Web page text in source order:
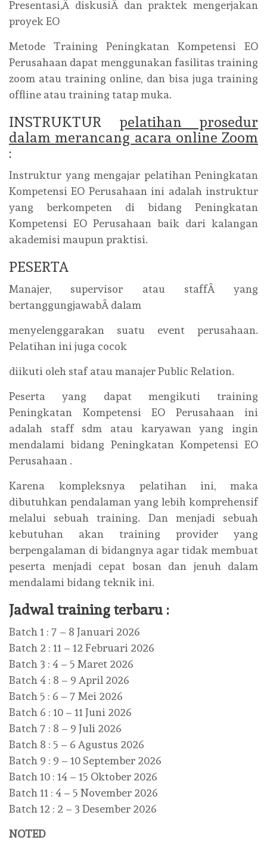
Presentasi,Â diskusiÂ dan praktek mengerjakan
proyek EO
Metode Training Peningkatan Kompetensi EO
Perusahaan dapat menggunakan fasilitas training
zoom atau training online, dan bisa juga training
offline atau training tatap muka.
INSTRUKTUR pelatihan prosedur
dalam merancang acara online Zoom
:
Instruktur yang mengajar pelatihan Peningkatan
Kompetensi EO Perusahaan ini adalah instruktur
yang berkompeten di bidang Peningkatan
Kompetensi EO Perusahaan baik dari kalangan
akademisi maupun praktisi.
PESERTA
Manajer, supervisor atau staffÂ yang
bertanggungjawabÂ dalam
menyelenggarakan suatu event perusahaan.
Pelatihan ini juga cocok
diikuti oleh staf atau manajer Public Relation.
Peserta yang dapat mengikuti training
Peningkatan Kompetensi EO Perusahaan ini
adalah staff sdm atau karyawan yang ingin
mendalami bidang Peningkatan Kompetensi EO
Perusahaan .
Karena kompleksnya pelatihan ini, maka
dibutuhkan pendalaman yang lebih komprehensif
melalui sebuah training. Dan menjadi sebuah
kebutuhan akan training provider yang
berpengalaman di bidangnya agar tidak membuat
peserta menjadi cepat bosan dan jenuh dalam
mendalami bidang teknik ini.
Jadwal training terbaru :
Batch 1 : 7 – 8 Januari 2026
Batch 2 : 11 – 12 Februari 2026
Batch 3 : 4 – 5 Maret 2026
Batch 4 : 8 – 9 April 2026
Batch 5 : 6 – 7 Mei 2026
Batch 6 : 10 – 11 Juni 2026
Batch 7 : 8 – 9 Juli 2026
Batch 8 : 5 – 6 Agustus 2026
Batch 9 : 9 – 10 September 2026
Batch 10 : 14 – 15 Oktober 2026
Batch 11 : 4 – 5 November 2026
Batch 12 : 2 – 3 Desember 2026
NOTED